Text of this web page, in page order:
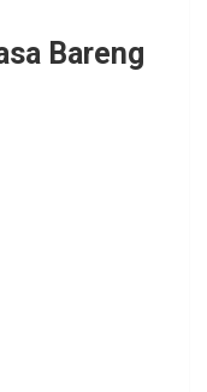
Bareng